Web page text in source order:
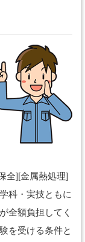
全][金属熱処理]
科・実技ともに
全額負担してく
を受ける条件と